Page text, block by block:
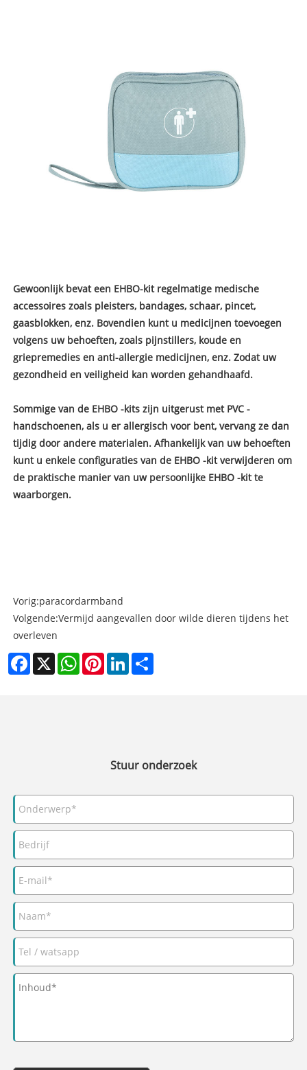
Gewoonlijk bevat een EHBO-kit regelmatige medische
accessoires zoals pleisters, bandages, schaar, pincet,
gaasblokken, enz. Bovendien kunt u medicijnen toevoegen
volgens uw behoeften, zoals pijnstillers, koude en
griepremedies en anti-allergie medicijnen, enz. Zodat uw
gezondheid en veiligheid kan worden gehandhaafd.
Sommige van de EHBO -kits zijn uitgerust met PVC -
handschoenen, als u er allergisch voor bent, vervang ze dan
tijdig door andere materialen. Afhankelijk van uw behoeften
kunt u enkele configuraties van de EHBO -kit verwijderen om
de praktische manier van uw persoonlijke EHBO -kit te
waarborgen.
Vorig:paracordarmband
Volgende:Vermijd aangevallen door wilde dieren tijdens het
overleven
Facebook
X WhatsAppPinterestLinkedIn
Stuur onderzoek